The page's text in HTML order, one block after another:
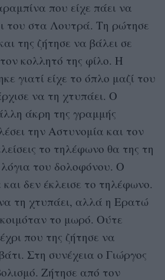
που είχε πάει να
του στα Λουτρά. Τη ρώτησε
της ζήτησε να βάλει σε
κολλητό της φίλο. Η
γιατί είχε το όπλο μαζί του
να τη χτυπάει. Ο
άκρη της γραμμής
την Αστυνομία και τον
το τηλέφωνο θα της τη
του δολοφόνου. Ο
δεν έκλεισε το τηλέφωνο.
να τη χτυπάει, αλλά η Ερατώ
το μωρό. Ούτε
που της ζήτησε να
Στη συνέχεια ο Γιώργος
Ζήτησε από τον